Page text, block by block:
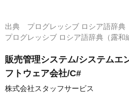
出典 プログレッシブ ロシア語辞典
プログレッシブ ロシア語辞典（露
販売管理システム/システムエ
フトウェア会社/C#
株式会社スタッフサービス